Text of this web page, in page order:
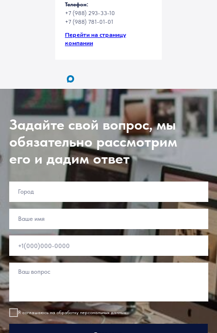
Телефон:
+7 (988) 293-33-10
+7 (988) 781-01-01
Перейти на страницу
компании
Задайте свой вопрос, мы
обязательно рассмотрим
его и дадим ответ
Дистрибьюторам
Переработчикам
Дилерам
Балконы и лоджии
Балкон с выносом
Загородное
Подпишитесь
на рассылку: